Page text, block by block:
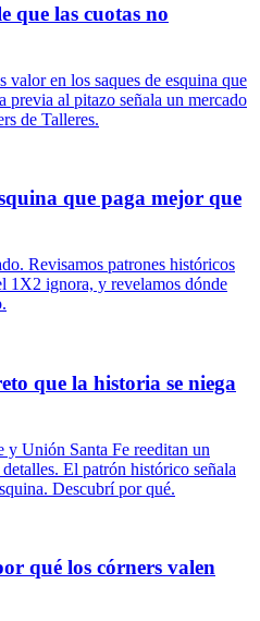
que las cuotas no
en los saques de esquina que
previa al pitazo señala un mercado
de Talleres.
que paga mejor que
Revisamos patrones históricos
1X2 ignora, y revelamos dónde
que la historia se niega
Unión Santa Fe reeditan un
El patrón histórico señala
Descubrí por qué.
qué los córners valen